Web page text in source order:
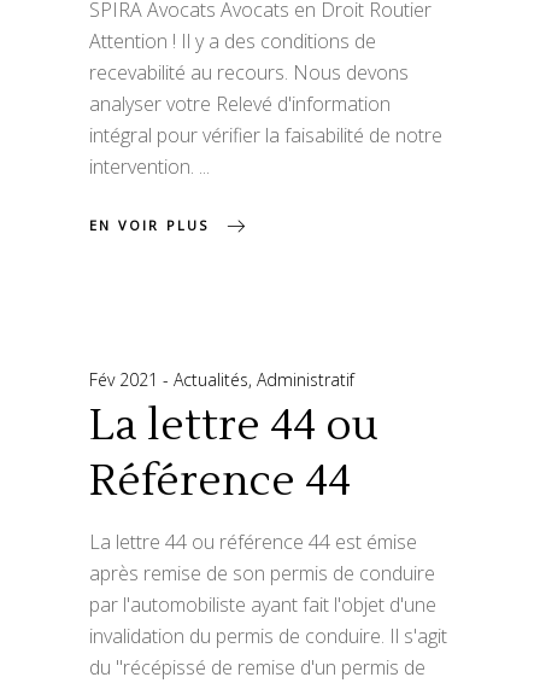
SPIRA Avocats Avocats en Droit Routier
Attention ! Il y a des conditions de
recevabilité au recours. Nous devons
analyser votre Relevé d'information
intégral pour vérifier la faisabilité de notre
intervention.
EN VOIR PLUS
Fév 2021 Actualités, Administratif
La lettre 44 ou
Référence 44
La lettre 44 ou référence 44 est émise
après remise de son permis de conduire
par l'automobiliste ayant fait l'objet d'une
invalidation du permis de conduire. Il s'agit
du "récépissé de remise d'un permis de